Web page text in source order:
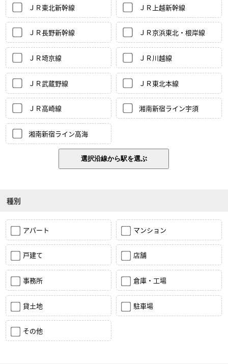
ＪＲ東北新幹線 ＪＲ上越新幹線
ＪＲ長野新幹線 ＪＲ京浜東北・根岸線
ＪＲ埼京線 ＪＲ川越線
ＪＲ武蔵野線 ＪＲ東北本線
ＪＲ高崎線 湘南新宿ライン宇須
湘南新宿ライン高海
種別
アパート マンション
戸建て 店舗
事務所 倉庫・工場
貸土地 駐車場
その他